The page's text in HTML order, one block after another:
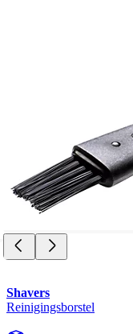
Shavers
Reinigingsborstel